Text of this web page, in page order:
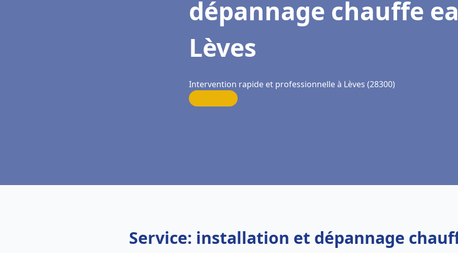
dépannage chauffe
Lèves
Intervention rapide et professionnelle à Lèves (28300)
Service: installation et dépannage